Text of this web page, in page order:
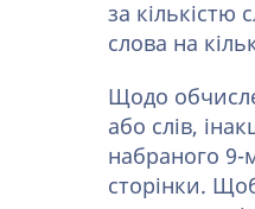
за кількістю
слова на
Щодо
або слів,
набраного 9-
сторінки.